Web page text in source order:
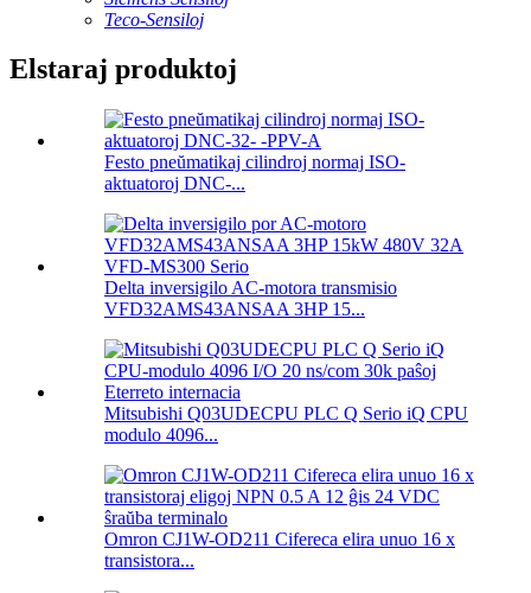
Teco-Sensiloj
Elstaraj produktoj
Festo pneŭmatikaj cilindroj normaj ISO-
aktuatoroj DNC-...
Delta inversigilo AC-motora transmisio
VFD32AMS43ANSAA 3HP 15...
Mitsubishi Q03UDECPU PLC Q Serio iQ CPU
modulo 4096...
Omron CJ1W-OD211 Cifereca elira unuo 16 x
transistora...